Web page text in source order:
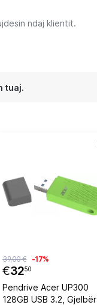
ndaj klientit.
tuaj.
€3250
39,00 € -17%
Pendrive Acer UP300
128GB USB 3.2, Gjelbër